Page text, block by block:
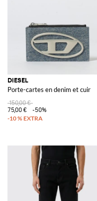
DIESEL
Porte-cartes en denim et cuir
150,00 €
75,00 €
-50%